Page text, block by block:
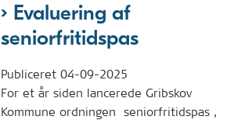
Evaluering af
seniorfritidspas
Publiceret 04-09-2025
For et år siden lancerede Gribskov
Kommune ordningen seniorfritidspas ,